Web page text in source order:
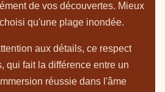
de vos découvertes. Mieux
qu'une plage inondée.
aux détails, ce respect
qui fait la différence entre un
réussie dans l'âme